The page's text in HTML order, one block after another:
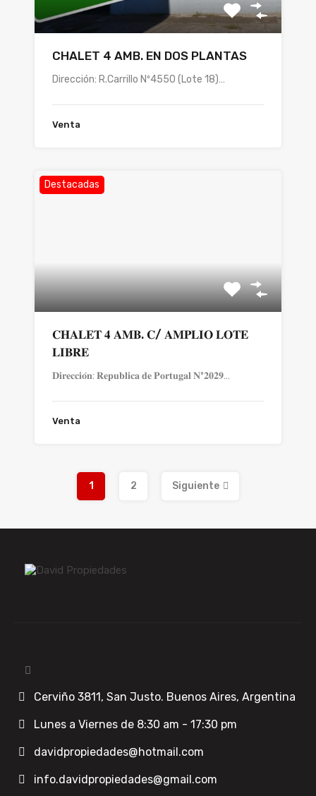
CHALET 4 AMB. EN DOS PLANTAS
Dirección: R.Carrillo Nº4550 (Lote 18)…
Venta
Destacadas
𝐂𝐇𝐀𝐋𝐄𝐓 𝟒 𝐀𝐌𝐁. 𝐂/ 𝐀𝐌𝐏𝐋𝐈𝐎 𝐋𝐎𝐓𝐄
𝐋𝐈𝐁𝐑𝐄
𝐃𝐢𝐫𝐞𝐜𝐜𝐢𝐨́𝐧: 𝐑𝐞𝐩𝐮𝐛𝐥𝐢𝐜𝐚 𝐝𝐞 𝐏𝐨𝐫𝐭𝐮𝐠𝐚𝐥 𝐍º𝟐𝟎𝟐𝟗…
Venta
1 2 Siguiente
Cerviño 3811, San Justo. Buenos Aires, Argentina
Lunes a Viernes de 8:30 am - 17:30 pm
davidpropiedades@hotmail.com
info.davidpropiedades@gmail.com